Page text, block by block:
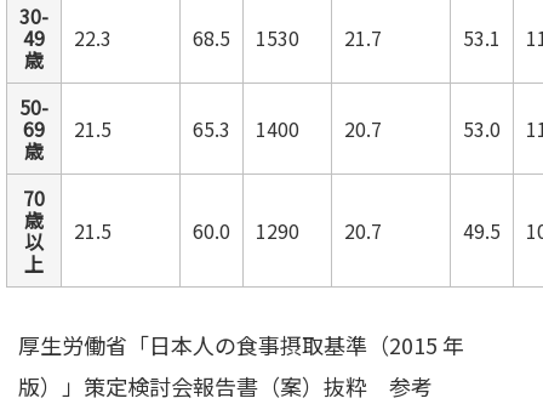
30-
49
歳
22.3 68.5 1530 21.7 53.1
50-
69
歳
21.5 65.3 1400 20.7 53.0
70
歳
以
上
21.5 60.0 1290 20.7 49.5
厚生労働省「日本人の食事摂取基準（2015 年
版）」策定検討会報告書（案）抜粋 参考